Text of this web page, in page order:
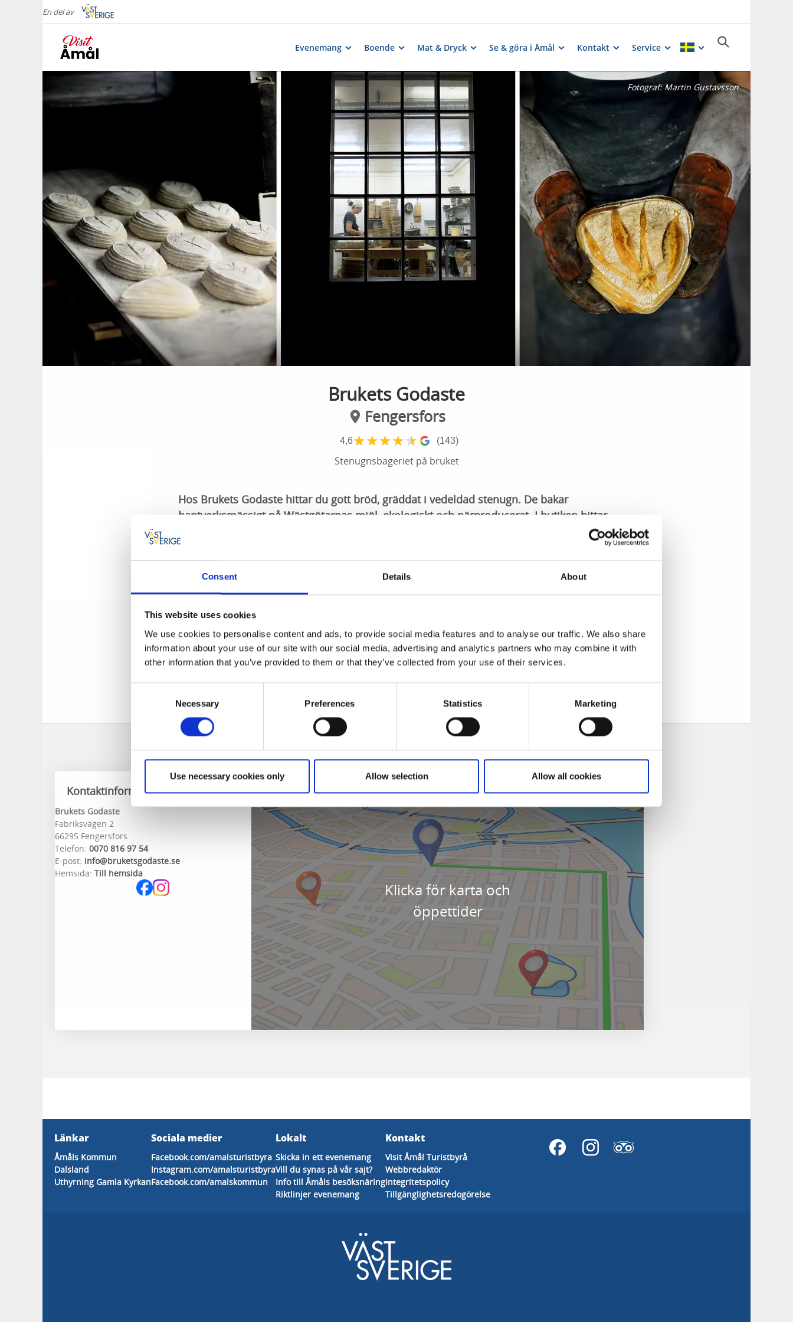
Consent Details About
This website uses cookies
We use cookies to personalise content and ads, to provide social media features and to analyse our traffic. We also share
information about your use of our site with our social media, advertising and analytics partners who may combine it with
other information that you’ve provided to them or that they’ve collected from your use of their services.
Necessary Preferences Statistics Marketing
Use necessary cookies only Allow selection Allow all cookies
En del av
Evenemang Boende Mat & Dryck Se & göra i Åmål Kontakt Service
Fotograf:Martin Gustavsson
Brukets Godaste
Fengersfors
4,6★★★★★ (143)
Stenugnsbageriet på bruket
Hos Brukets Godaste hittar du gott bröd, gräddat i vedeldad stenugn. De bakar
hantverksmässigt på Wästgötarnas mjöl, ekologiskt och närproducerat. I butiken hittar
mathantverk.
Hantverksmässigt, småskaligt & närproducerat
gräddar i den vedeldade stenugnen. Att arbeta med surdeg och långsamma jäsprocesser ger ett
smakrikt, hälsosamt och mättande bröd.
Fredagar är ofta lika med pizzadagar på Brukets Godaste. De arrangerar även kurser och
människa och jord.
Kontaktinformation
Brukets Godaste
Fabriksvägen 2
66295 Fengersfors
Telefon: 0070 816 97 54
E-post: info@bruketsgodaste.se
Hemsida: Till hemsida
Klicka för karta och
öppettider
Länkar
Åmåls Kommun
Dalsland
Uthyrning Gamla Kyrkan
Sociala medier
Facebook.com/amalsturistbyra
Instagram.com/amalsturistbyra
Facebook.com/amalskommun
Lokalt
Skicka in ett evenemang
Vill du synas på vår sajt?
Info till Åmåls besöksnäring
Riktlinjer evenemang
Kontakt
Visit Åmål Turistbyrå
Webbredaktör
Integritetspolicy
Tillgänglighetsredogörelse